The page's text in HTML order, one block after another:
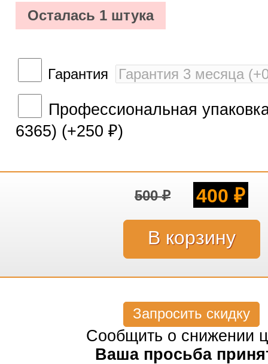
Осталась 1 штука
Гарантия
Профессиональная
6365) (+250 ₽)
500₽ 400 ₽
Запросить скидку
Сообщить о снижении
Ваша просьба